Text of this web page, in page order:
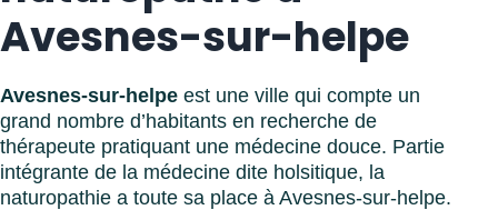
Avesnes-sur-helpe
Avesnes-sur-helpe est une ville qui compte un
grand nombre d’habitants en recherche de
thérapeute pratiquant une médecine douce. Partie
intégrante de la médecine dite holsitique, la
naturopathie a toute sa place à Avesnes-sur-helpe.